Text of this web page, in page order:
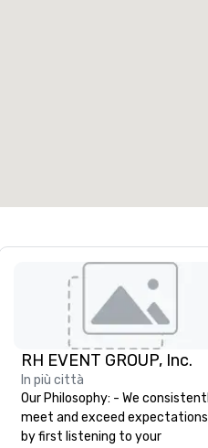
RH EVENT GROUP, Inc.
In più città
Our Philosophy: - We consistently
meet and exceed expectations
by first listening to your